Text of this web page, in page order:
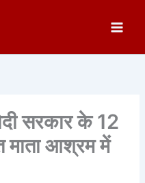
सरकार के 12
माता आश्रम में